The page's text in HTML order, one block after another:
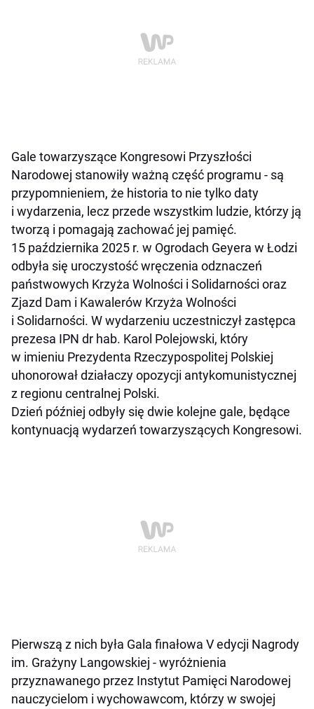
Gale towarzyszące Kongresowi Przyszłości
Narodowej stanowiły ważną część programu - są
przypomnieniem, że historia to nie tylko daty
i wydarzenia, lecz przede wszystkim ludzie, którzy ją
tworzą i pomagają zachować jej pamięć.
15 października 2025 r. w Ogrodach Geyera w Łodzi
odbyła się uroczystość wręczenia odznaczeń
państwowych Krzyża Wolności i Solidarności oraz
Zjazd Dam i Kawalerów Krzyża Wolności
i Solidarności. W wydarzeniu uczestniczył zastępca
prezesa IPN dr hab. Karol Polejowski, który
w imieniu Prezydenta Rzeczypospolitej Polskiej
uhonorował działaczy opozycji antykomunistycznej
z regionu centralnej Polski.
Dzień później odbyły się dwie kolejne gale, będące
kontynuacją wydarzeń towarzyszących Kongresowi.
Pierwszą z nich była Gala finałowa V edycji Nagrody
im. Grażyny Langowskiej - wyróżnienia
przyznawanego przez Instytut Pamięci Narodowej
nauczycielom i wychowawcom, którzy w swojej